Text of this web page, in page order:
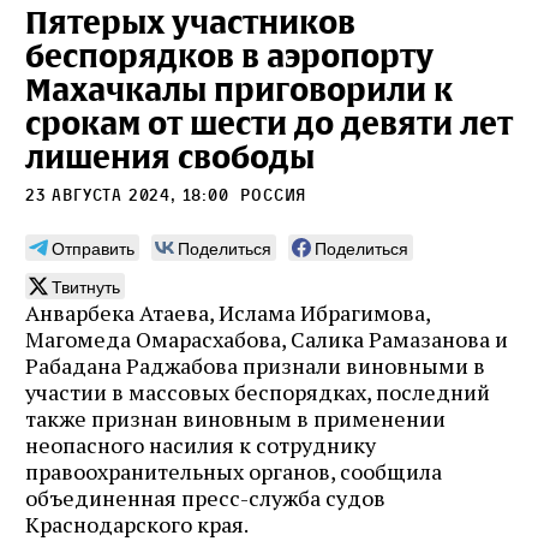
Пятерых участников
беспорядков в аэропорту
Махачкалы приговорили к
срокам от шести до девяти лет
лишения свободы
23 августа 2024, 18:00 Россия
Отправить Поделиться
Поделиться
Твитнуть
Анварбека Атаева, Ислама Ибрагимова,
Магомеда Омарасхабова, Салика Рамазанова и
Рабадана Раджабова признали виновными в
участии в массовых беспорядках, последний
также признан виновным в применении
неопасного насилия к сотруднику
правоохранительных органов, сообщила
объединенная пресс-служба судов
Краснодарского края.